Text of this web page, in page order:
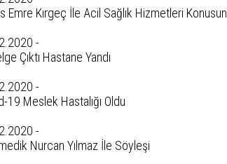
Emre Kırgeç İle Acil Sağlık Hizmetleri
-
Çıktı Hastane Yandı
-
19 Meslek Hastalığı Oldu
-
Nurcan Yılmaz İle Söyleşi